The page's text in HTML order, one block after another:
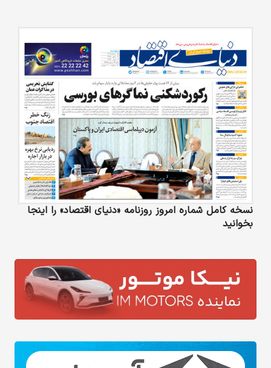
نسخه کامل شماره امروز روزنامه «دنیای‌ اقتصاد» را اینجا
بخوانید